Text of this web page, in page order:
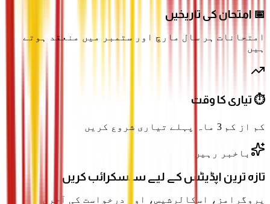
📅 امتحان کی تاریخیں
امتحانات ہر سال مارچ اور ستمبر میں منعقد ہوتے
ہیں
⏱️ تیاری کا وقت
کم از کم 3 ماہ پہلے تیاری شروع کریں
باخبر رہیں
تازہ ترین اپڈیٹس کے لیے سبسکرائب کریں
پروگرامز، اسکالرشپس، اور درخواست کی آخری